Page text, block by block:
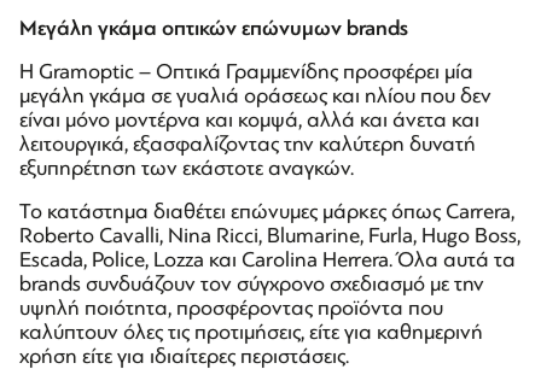
Μεγάλη γκάμα οπτικών επώνυμων brands
Η Gramoptic – Οπτικά Γραμμενίδης προσφέρει μία
μεγάλη γκάμα σε γυαλιά οράσεως και ηλίου που δεν
είναι μόνο μοντέρνα και κομψά, αλλά και άνετα και
λειτουργικά, εξασφαλίζοντας την καλύτερη δυνατή
εξυπηρέτηση των εκάστοτε αναγκών.
Το κατάστημα διαθέτει επώνυμες μάρκες όπως Carrera,
Roberto Cavalli, Nina Ricci, Blumarine, Furla, Hugo Boss,
Escada, Police, Lozza και Carolina Herrera. Όλα αυτά τα
brands συνδυάζουν τον σύγχρονο σχεδιασμό με την
υψηλή ποιότητα, προσφέροντας προϊόντα που
καλύπτουν όλες τις προτιμήσεις, είτε για καθημερινή
χρήση είτε για ιδιαίτερες περιστάσεις.